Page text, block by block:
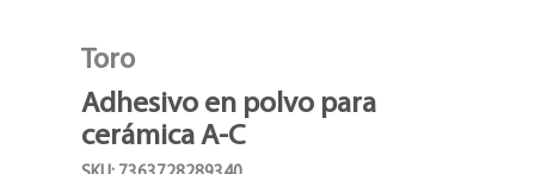
Toro
Adhesivo en polvo para
cerámica A-C